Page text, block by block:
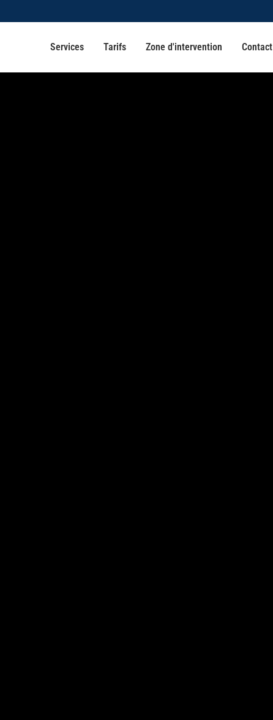
Services Tarifs Zone d'intervention Contact